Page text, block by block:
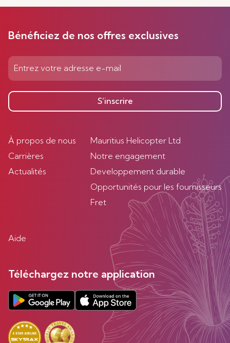
Bénéficiez de nos offres exclusives
S’inscrire
À propos de nous
Carrières
Actualités
Mauritius Helicopter Ltd
Notre engagement
Developpement durable
Opportunités pour les fournisseurs
Fret
Aide
Téléchargez notre application